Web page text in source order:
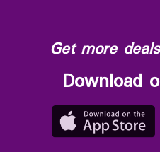
Get more
Download